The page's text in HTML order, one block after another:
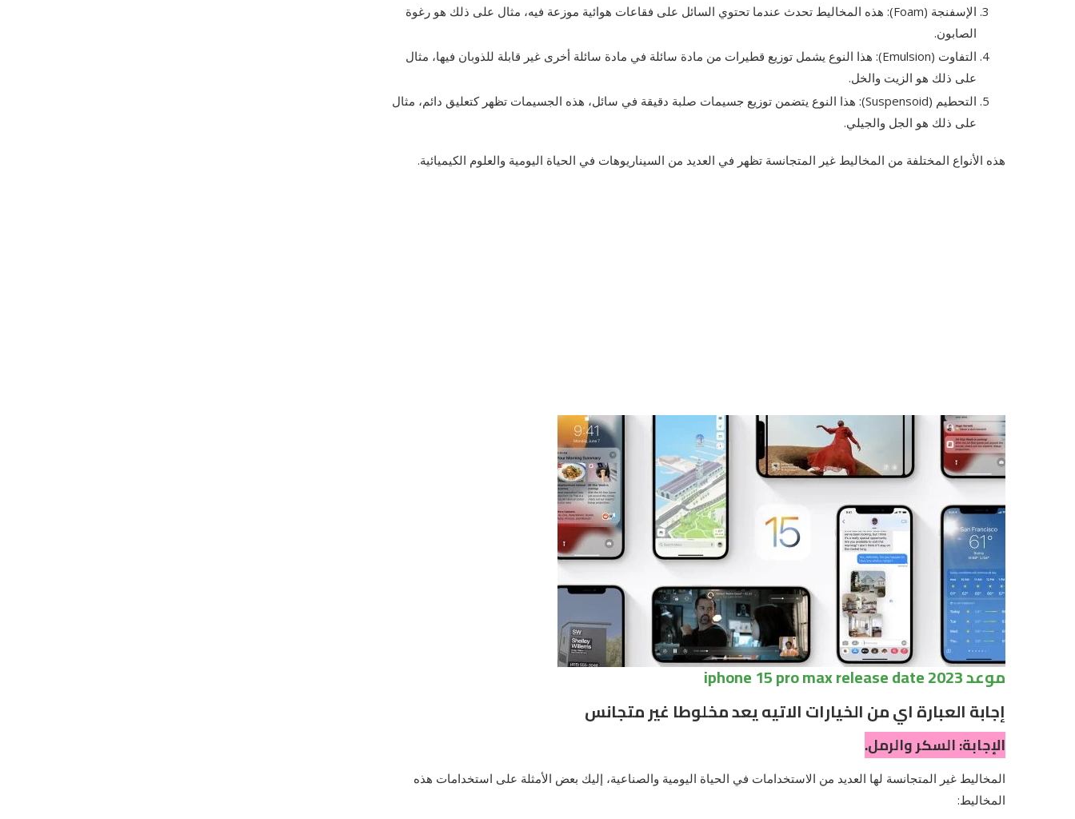
الإسفنجة (Foam): هذه المخاليط تحدث عندما تحتوي السائل على فقاعات هوائية موزعة فيه، مثال على ذلك هو رغوة
الصابون.
التفاوت (Emulsion): هذا النوع يشمل توزيع قطيرات من مادة سائلة في مادة سائلة أخرى غير قابلة للذوبان فيها، مثال
على ذلك هو الزيت والخل.
التحطيم (Suspensoid): هذا النوع يتضمن توزيع جسيمات صلبة دقيقة في سائل، هذه الجسيمات تظهر كتعليق دائم، مثال
على ذلك هو الجل والجيلي.
هذه الأنواع المختلفة من المخاليط غير المتجانسة تظهر في العديد من السيناريوهات في الحياة اليومية والعلوم الكيميائية.
موعد iphone 15 pro max release date 2023
إجابة العبارة اي من الخيارات الاتيه يعد مخلوطا غير متجانس
الإجابة: السكر والرمل.
المخاليط غير المتجانسة لها العديد من الاستخدامات في الحياة اليومية والصناعية، إليك بعض الأمثلة على استخدامات هذه
المخاليط: